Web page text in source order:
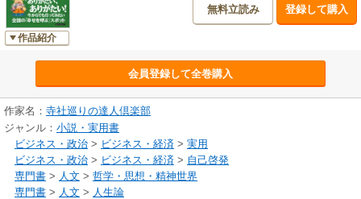
作品紹介
無料立読み 登録して購入
会員登録して全巻購入
作家名： 寺社巡りの達人倶楽部
ジャンル： 小説・実用書
ビジネス・政治 > ビジネス・経済 > 実用
ビジネス・政治 > ビジネス・経済 > 自己啓発
専門書 > 人文 > 哲学・思想・精神世界
専門書 > 人文 > 人生論